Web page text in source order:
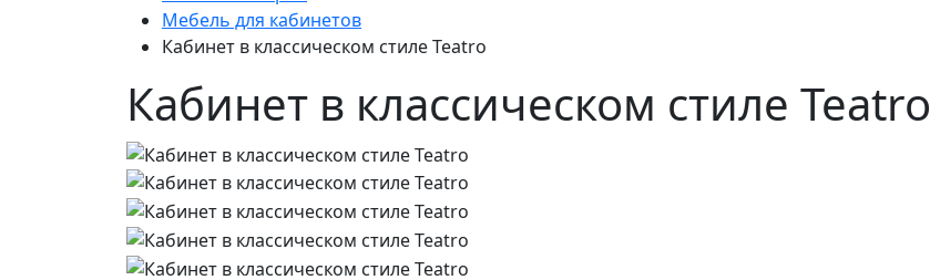
Мебель для кабинетов
Кабинет в классическом стиле Teatro
Кабинет в классическом стиле Teatro